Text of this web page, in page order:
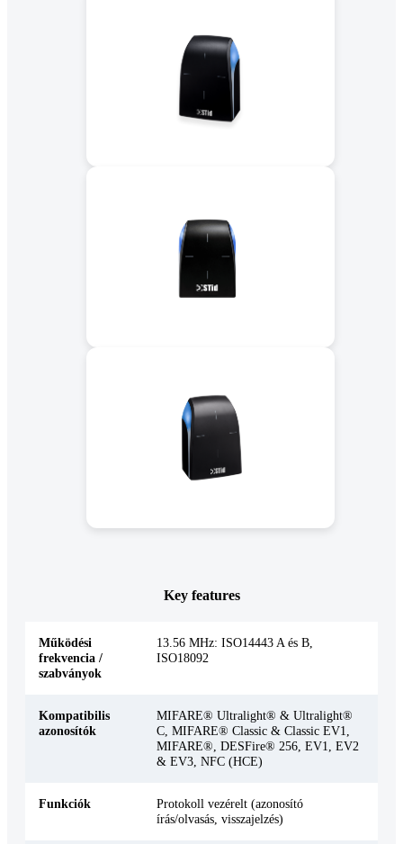
Key features
Működési
frekvencia /
szabványok
13.56 MHz: ISO14443 A és B,
ISO18092
Kompatibilis
azonosítók
MIFARE® Ultralight® & Ultralight®
C, MIFARE® Classic & Classic EV1,
MIFARE®, DESFire® 256, EV1, EV2
& EV3, NFC (HCE)
Funkciók
Protokoll vezérelt (azonosító
írás/olvasás, visszajelzés)